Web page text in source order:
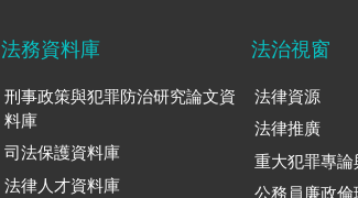
法務資料庫
刑事政策與犯罪防治研究論文資
料庫
司法保護資料庫
法律人才資料庫
法治視窗
法律資源
法律推廣
重大犯罪專論
公務員廉政倫